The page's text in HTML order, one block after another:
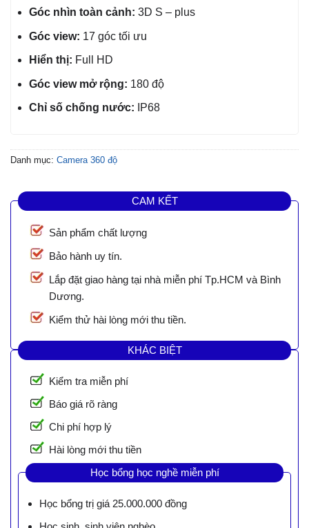
Góc nhìn toàn cảnh: 3D S – plus
Góc view: 17 góc tối ưu
Hiển thị: Full HD
Góc view mở rộng: 180 độ
Chỉ số chống nước: IP68
Danh mục: Camera 360 độ
CAM KẾT
Sản phẩm chất lượng
Bảo hành uy tín.
Lắp đặt giao hàng tại nhà miễn phí Tp.HCM và Bình
Dương.
Kiểm thử hài lòng mới thu tiền.
KHÁC BIỆT
Kiểm tra miễn phí
Báo giá rõ ràng
Chi phí hợp lý
Hài lòng mới thu tiền
Học bổng học nghề miễn phí
Học bổng trị giá 25.000.000 đồng